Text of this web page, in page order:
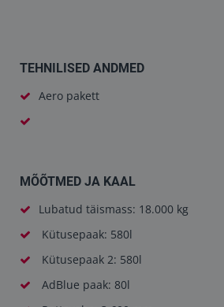
TEHNILISED ANDMED
Aero pakett
MÕÕTMED JA KAAL
Lubatud täismass: 18.000 kg
Kütusepaak: 580l
Kütusepaak 2: 580l
AdBlue paak: 80l